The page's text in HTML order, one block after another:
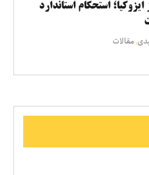
استحکام استاندارد
,مقالات